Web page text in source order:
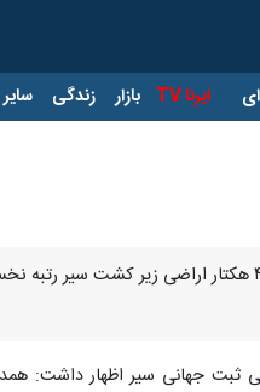
ایرنا TV بازار زندگی سایر
همدان-ایرنا- معاون برنامه ریزی و توسعه فرمانداری همدان گفت:
ثبت جهانی سیر اظهار داشت: